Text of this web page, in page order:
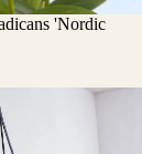
'Nordic